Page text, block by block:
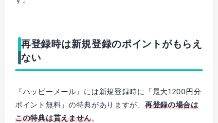
再登録時は新規登録のポイントがもらえ
ない
『ハッピーメール』には新規登録時に「最大1200円分
ポイント無料」の特典がありますが、 再登録の場合は
この特典は貰えません。